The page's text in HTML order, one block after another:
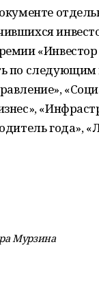
по
года»,
Мурзина